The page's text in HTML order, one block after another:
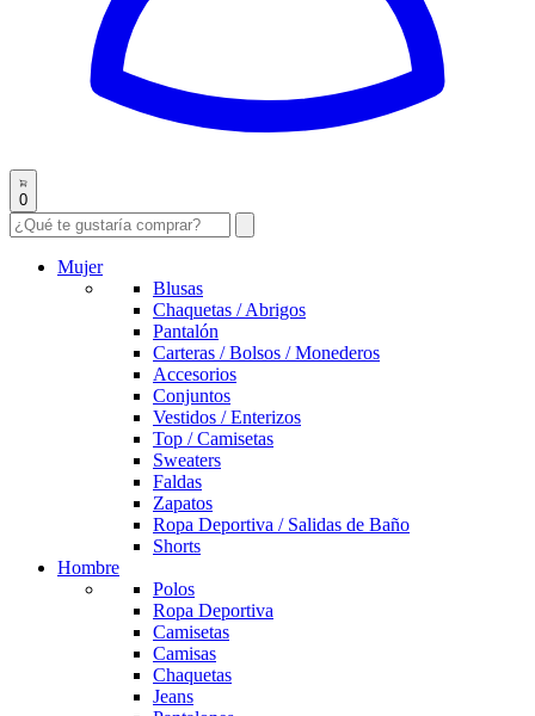
0
Mujer
Blusas
Chaquetas / Abrigos
Pantalón
Carteras / Bolsos / Monederos
Accesorios
Conjuntos
Vestidos / Enterizos
Top / Camisetas
Sweaters
Faldas
Zapatos
Ropa Deportiva / Salidas de Baño
Shorts
Hombre
Polos
Ropa Deportiva
Camisetas
Camisas
Chaquetas
Jeans